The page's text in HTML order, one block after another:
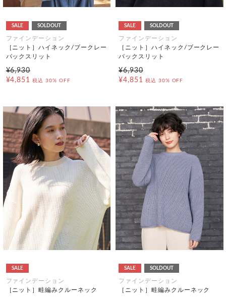
SALE SOLDOUT
ファインデーション
［ニット］ハイネック/ブークレー
バックスリット
¥6,930
¥4,851
税込 30% OFF
SALE SOLDOUT
ファインデーション
［ニット］ハイネック/ブークレー
バックスリット
¥6,930
¥4,851 税込 30% OFF
SALE
ファインデーション
［ニット］畦編みクルーネック
SALE SOLDOUT
ファインデーション
［ニット］畦編みクルーネック